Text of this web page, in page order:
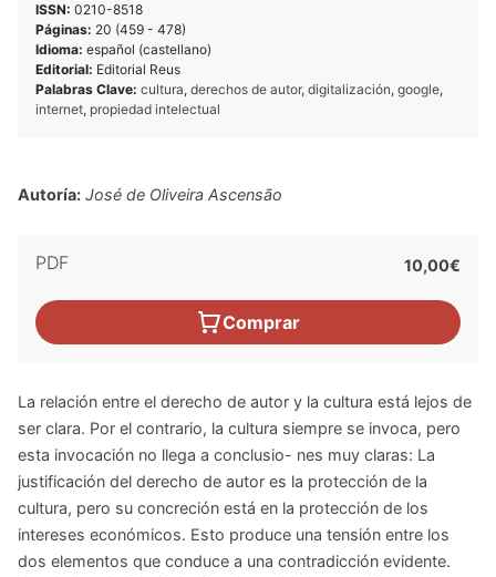
ISSN: 0210-8518
Páginas: 20 (459 - 478)
Idioma: español (castellano)
Editorial: Editorial Reus
Palabras Clave: cultura, derechos de autor, digitalización, google,
internet, propiedad intelectual
Autoría: José de Oliveira Ascensão
PDF 10,00€
Comprar
La relación entre el derecho de autor y la cultura está lejos de
ser clara. Por el contrario, la cultura siempre se invoca, pero
esta invocación no llega a conclusio- nes muy claras: La
justificación del derecho de autor es la protección de la
cultura, pero su concreción está en la protección de los
intereses económicos. Esto produce una tensión entre los
dos elementos que conduce a una contradicción evidente.